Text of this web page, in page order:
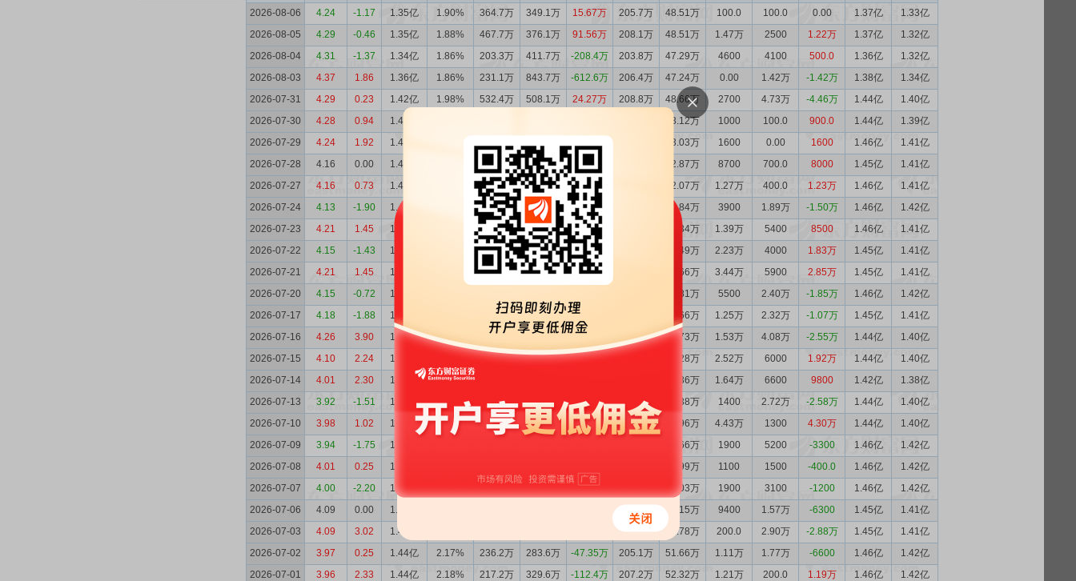
2026-08-06
4.24 -1.17 1.35亿 1.90% 364.7万 349.1万 15.67万 205.7万 48.51万 100.0 100.0 0.00 1.37亿
1.33亿
2026-08-05
4.29 -0.46 1.35亿 1.88% 467.7万 376.1万 91.56万 208.1万 48.51万 1.47万 2500 1.22万 1.37亿
1.32亿
2026-08-04
4.31 -1.37 1.34亿 1.86% 203.3万 411.7万 -208.4万 203.8万 47.29万 4600 4100 500.0 1.36亿
1.32亿
2026-08-03
4.37 1.86 1.36亿 1.86% 231.1万 843.7万 -612.6万 206.4万 47.24万 0.00 1.42万 -1.42万 1.38亿
1.34亿
2026-07-31
4.29 0.23 1.42亿 1.98% 532.4万 508.1万 24.27万 208.8万 48.66万 2700 4.73万 -4.46万 1.44亿
1.40亿
2026-07-30
4.28 0.94 1.42亿 53.12万 1000 100.0 900.0 1.44亿
1.39亿
2026-07-29
4.24 1.92 1.43亿 53.03万 1600 0.00 1600 1.46亿
1.41亿
2026-07-28
4.16 0.00 1.43亿 305.1万 367.3万 -62.28万 52.87万 8700 700.0 8000 1.45亿
1.41亿
2026-07-27
4.16 0.73 1.43亿 360.1万 413.0万 -52.91万 52.07万 1.27万 400.0 1.23万 1.46亿
1.41亿
2026-07-24
4.13 -1.90 1.44亿 374.0万 341.6万 32.42万 50.84万 3900 1.89万 -1.50万 1.46亿
1.42亿
2026-07-23
4.21 1.45 1.44亿 427.7万 352.2万 75.42万 52.34万 1.39万 5400 8500 1.46亿
1.41亿
2026-07-22
4.15 -1.43 1.43亿 430.7万 425.9万 4.71万 51.49万 2.23万 4000 1.83万 1.45亿
1.41亿
2026-07-21
4.21 1.45 1.43亿 414.9万 555.4万 -140.4万 49.66万 3.44万 5900 2.85万 1.45亿
1.41亿
2026-07-20
4.15 -0.72 1.44亿 46.81万 5500 2.40万 -1.85万 1.46亿
1.42亿
2026-07-17
4.18 -1.88 1.43亿 826.2万 670.1万 156.1万 48.66万 1.25万 2.32万 -1.07万 1.45亿
1.41亿
2026-07-16
4.26 3.90 1.42亿 1.99% 653.7万 716.4万 -62.70万 211.8万 49.73万 1.53万 4.08万 -2.55万 1.44亿
1.40亿
2026-07-15
4.10 2.24 1.42亿 479.4万 231.3万 248.1万 52.28万 2.52万 6000 1.92万 1.44亿
1.40亿
2026-07-14
4.01 2.30 1.40亿 2.09% 50.36万 1.64万 6600 9800 1.42亿
1.38亿
2026-07-13
3.92 -1.51 1.42亿 2.16% 357.9万 399.1万 -41.12万 193.6万 49.38万 1400 2.72万 -2.58万 1.44亿
1.40亿
2026-07-10
3.98 1.02 1.42亿 2.14% 302.5万 526.3万 -223.8万 206.8万 51.96万 4.43万 1300 4.30万 1.44亿
1.40亿
2026-07-09
3.94 -1.75 1.44亿 47.66万 1900 5200 -3300 1.46亿
1.42亿
2026-07-08
4.01 0.25 1.44亿 47.99万 1100 1500 -400.0 1.46亿
1.42亿
2026-07-07
4.00 -2.20 1.44亿 77.96万 48.03万 1900 3100 -1200 1.46亿
1.42亿
2026-07-06
4.09 0.00 1.43亿 196.9万 48.15万 9400 1.57万 -6300 1.45亿
1.41亿
2026-07-03
4.09 3.02 1.43亿 199.5万 48.78万 200.0 2.90万 -2.88万 1.45亿
1.41亿
2026-07-02
3.97 0.25 1.44亿 2.17% 236.2万 283.6万 -47.35万 205.1万 51.66万 1.11万 1.77万 -6600 1.46亿
1.42亿
2026-07-01
3.96 2.33 1.44亿 2.18% 217.2万 329.6万 -112.4万 207.2万 52.32万 1.21万 200.0 1.19万 1.46亿
1.42亿